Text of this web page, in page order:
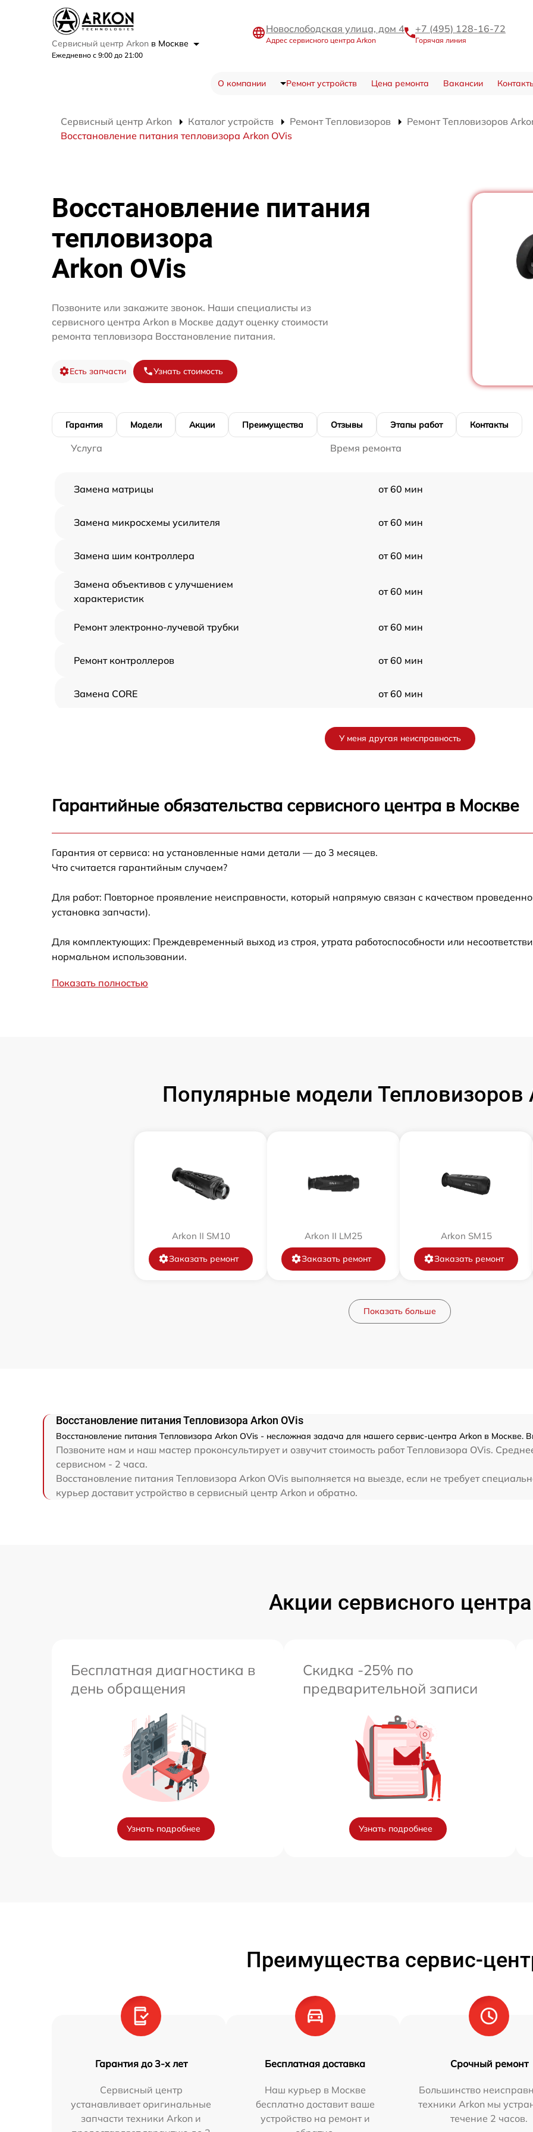
Сервисный центр Arkon в Москве
Ежедневно с 9:00 до 21:00
Новослободская улица, дом 4
Адрес сервисного центра Arkon
+7 (495) 128-16-72
Горячая линия
О компании Ремонт устройств Цена ремонта Вакансии
Сервисный центр Arkon Каталог устройств Ремонт Тепловизоров
Ремонт Тепловизоров
Восстановление питания тепловизора Arkon OVis
Восстановление питания
тепловизора
Arkon OVis
Позвоните или закажите звонок. Наши специалисты из
сервисного центра Arkon в Москве дадут оценку стоимости
ремонта тепловизора Восстановление питания.
Есть запчасти Узнать стоимость
Гарантия Модели Акции Преимущества Отзывы Этапы работ Контакты
Услуга Время ремонта
Замена матрицы от 60 мин
Замена микросхемы усилителя от 60 мин
Замена шим контроллера от 60 мин
Замена объективов с улучшением
характеристик
от 60 мин
Ремонт электронно-лучевой трубки от 60 мин
Ремонт контроллеров от 60 мин
Замена CORE от 60 мин
от 60 мин
Ремонт встроенного дальнометра и
других устройств
Замена микросхемы логики от 60 мин
Ремонт цепи питания
от 60 мин
Прошивка (Обновление ПО)
Ремонт платы управления
Восстановление после попадания влаги
от 60 мин
от 60 мин
У меня другая неисправность
Гарантийные обязательства сервисного центра в Москве
Гарантия от сервиса: на установленные нами детали — до 3 месяцев.
Что считается гарантийным случаем?
Для работ: Повторное проявление неисправности, который напрямую связан с качеством
установка запчасти).
Для комплектующих: Преждевременный выход из строя, утрата работоспособности или
нормальном использовании.
Показать полностью
Популярные модели Тепловизоров
Arkon II SM10
Заказать ремонт
Arkon II LM25
Заказать ремонт
Arkon SM15
Заказать ремонт
Показать больше
Восстановление питания Тепловизора Arkon OVis
Восстановление питания Тепловизора Arkon OVis - несложная задача для нашего сервис-центра Arkon в Москве.
Позвоните нам и наш мастер проконсультирует и озвучит стоимость работ Тепловизора OVis.
сервисном - 2 часа.
Восстановление питания Тепловизора Arkon OVis выполняется на выезде, если не требует
курьер доставит устройство в сервисный центр Arkon и обратно.
Акции сервисного центра
Бесплатная диагностика в
день обращения
Узнать подробнее
Скидка -25% по
предварительной записи
Узнать подробнее
Преимущества сервис-
Гарантия до 3-х лет
Сервисный центр
устанавливает оригинальные
запчасти техники Arkon и
Бесплатная доставка
Наш курьер в Москве
бесплатно доставит ваше
устройство на ремонт и
Срочный ремонт
Большинство
техники Arkon мы
течение 2 часов.